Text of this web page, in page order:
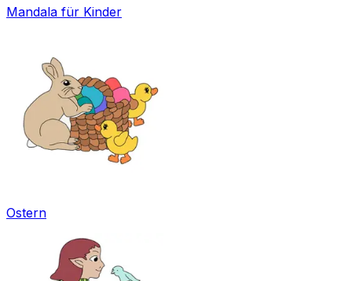
Mandala für Kinder
Ostern